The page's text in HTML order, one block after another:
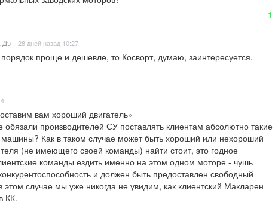
1
Дэ 28 дней назад 10:27
проще и дешевле, то Косворт, думаю, заинтересуется.
вам хороший двигатель»
производителей СУ поставлять клиентам абсолютно такие
Как в таком случае может быть хороший или нехороший
(не имеющего своей команды) найти стоит, это годное
команды ездить именно на этом одном моторе - чушь
и должен быть предоставлен свободный
случае мы уже никогда не увидим, как клиентский Макларен
КК.